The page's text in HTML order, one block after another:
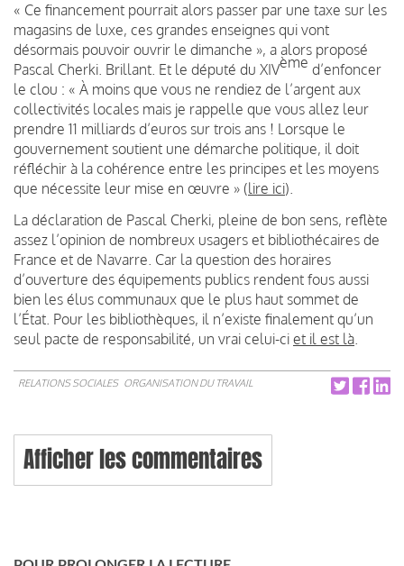
« Ce financement pourrait alors passer par une taxe sur les
magasins de luxe, ces grandes enseignes qui vont
désormais pouvoir ouvrir le dimanche », a alors proposé
Pascal Cherki. Brillant. Et le député du XIVème d’enfoncer
le clou : « À moins que vous ne rendiez de l’argent aux
collectivités locales mais je rappelle que vous allez leur
prendre 11 milliards d’euros sur trois ans ! Lorsque le
gouvernement soutient une démarche politique, il doit
réfléchir à la cohérence entre les principes et les moyens
que nécessite leur mise en œuvre » (lire ici).
La déclaration de Pascal Cherki, pleine de bon sens, reflète
assez l’opinion de nombreux usagers et bibliothécaires de
France et de Navarre. Car la question des horaires
d’ouverture des équipements publics rendent fous aussi
bien les élus communaux que le plus haut sommet de
l’État. Pour les bibliothèques, il n’existe finalement qu’un
seul pacte de responsabilité, un vrai celui-ci et il est là.
RELATIONS SOCIALES ORGANISATION DU TRAVAIL
Afficher les commentaires